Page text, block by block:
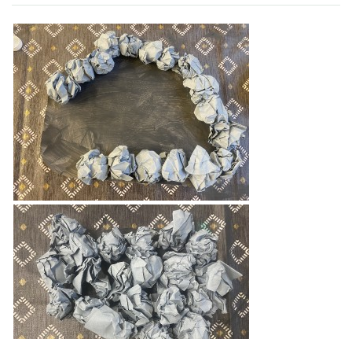
VZDĚLÁVACÍ BLOK ÚNOR
VZDĚLÁVACÍ BLOK BŘEZEN
VZDĚLÁVACÍ BLOK DUBEN
VÝTVARNÉ TECHNIKY
VÝTVARNÉ POMŮCKY
VÝTVARNÉ AKTIVITY - JARO
VÝTVARNÉ AKTIVITY - LÉTO